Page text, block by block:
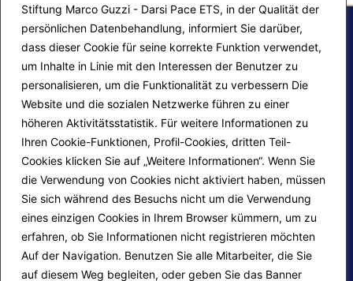
Stiftung Marco Guzzi - Darsi Pace ETS, in der Qualität der
persönlichen Datenbehandlung, informiert Sie darüber,
dass dieser Cookie für seine korrekte Funktion verwendet,
um Inhalte in Linie mit den Interessen der Benutzer zu
personalisieren, um die Funktionalität zu verbessern Die
Website und die sozialen Netzwerke führen zu einer
höheren Aktivitätsstatistik. Für weitere Informationen zu
Ihren Cookie-Funktionen, Profil-Cookies, dritten Teil-
Cookies klicken Sie auf „Weitere Informationen“. Wenn Sie
die Verwendung von Cookies nicht aktiviert haben, müssen
Sie sich während des Besuchs nicht um die Verwendung
eines einzigen Cookies in Ihrem Browser kümmern, um zu
erfahren, ob Sie Informationen nicht registrieren möchten
Auf der Navigation. Benutzen Sie alle Mitarbeiter, die Sie
auf diesem Weg begleiten, oder geben Sie das Banner
Site map
Redaktions-Login
Kontakte
Cookie Policy
Folge uns auf